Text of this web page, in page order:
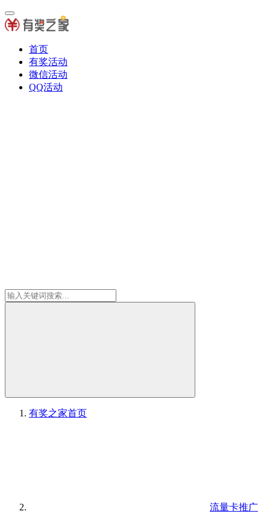
首页
有奖活动
微信活动
QQ活动
有奖之家首页
流量卡推广